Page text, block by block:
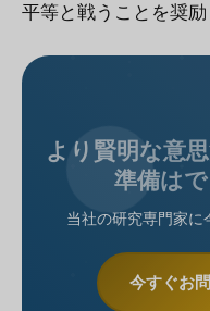
平等と戦うことを奨励
より賢明な意
準備は
当社の研究専門家に
今すぐお